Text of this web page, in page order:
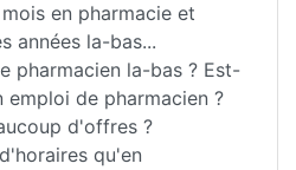
en pharmacie et
années la-bas...
pharmacien la-bas ? Est-
de pharmacien ?
d'offres ?
qu'en